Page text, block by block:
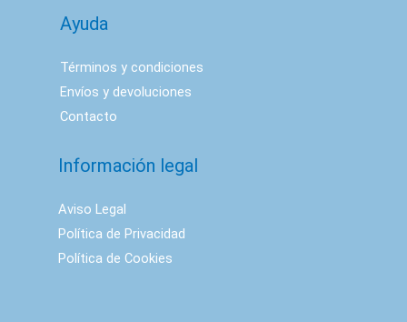
Ayuda
Términos y condiciones
Envíos y devoluciones
Contacto
Información legal
Aviso Legal
Política de Privacidad
Política de Cookies